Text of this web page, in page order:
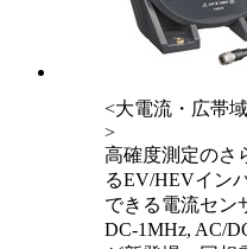
<大電流・広帯
>
高確度測定のさ
るEV/HEVイン
できる電流セン
DC-1MHz, AC/